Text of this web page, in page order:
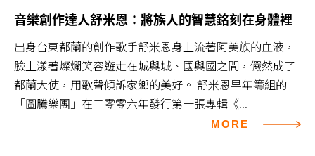
音樂創作達人舒米恩：將族人的智慧銘刻在身體裡
出身台東都蘭的創作歌手舒米恩身上流著阿美族的血液，
臉上漾著燦爛笑容遊走在城與城、國與國之間，儼然成了
都蘭大使，用歌聲傾訴家鄉的美好。 舒米恩早年籌組的
「圖騰樂團」在二零零六年發行第一張專輯《...
MORE